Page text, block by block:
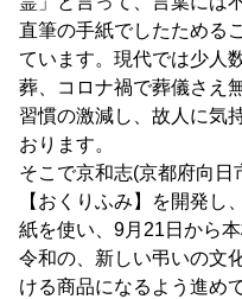
直筆の手紙でしたためる
ています。現代では少人
葬、コロナ禍で葬儀さえ
習慣の激減し、故人に気
おります。
そこで京和志(京都府向
【おくりふみ】を開発し
紙を使い、9月21日から
令和の、新しい弔いの文
ける商品になるよう進め